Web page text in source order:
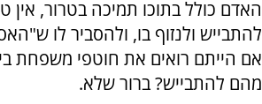
האדם כולל בתוכו תמיכה בטרור, אין
להתבייש ולנזוף בו, ולהסביר לו
אם הייתם רואים את חוטפי משפחת
מהם להתבייש? ברור שלא.